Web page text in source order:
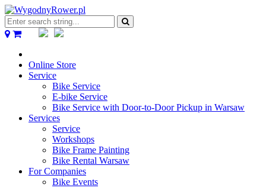
Enter
search
string...
Online Store
Service
Bike Service
E-bike Service
Bike Service with Door-to-Door Pickup in Warsaw
Services
Service
Workshops
Bike Frame Painting
Bike Rental Warsaw
For Companies
Bike Events